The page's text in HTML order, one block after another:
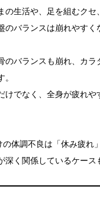
の生活や、足を組むクセ
のバランスは崩れやすく
のバランスも崩れ、カラ
けでなく、全身が疲れや
体調不良は「休み疲れ
深く関係しているケース